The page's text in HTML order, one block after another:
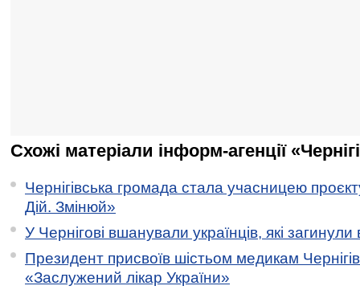
Схожі матеріали інформ-агенції
Чернігівська громада стала учасницею
Дій. Змінюй»
У Чернігові вшанували українців, які загинули
Президент присвоїв шістьом медикам
«Заслужений лікар України»